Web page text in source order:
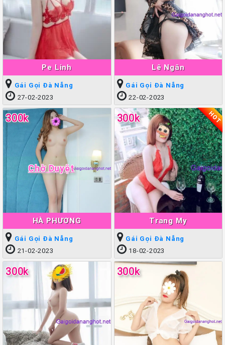
Pe Linh
Gái Gọi Đà Nẵng
27-02-2023
Lê Ngân
Gái Gọi Đà Nẵng
22-02-2023
HÀ PHƯƠNG
300k
Chờ Duyệt
Gái Gọi Đà Nẵng
21-02-2023
Trang My
300k HOT
Gái Gọi Đà Nẵng
18-02-2023
300k 300k